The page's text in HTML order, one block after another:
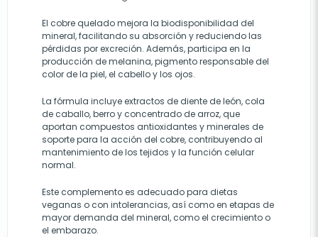
El cobre quelado mejora la biodisponibilidad del
mineral, facilitando su absorción y reduciendo las
pérdidas por excreción. Además, participa en la
producción de melanina, pigmento responsable del
color de la piel, el cabello y los ojos.
La fórmula incluye extractos de diente de león, cola
de caballo, berro y concentrado de arroz, que
aportan compuestos antioxidantes y minerales de
soporte para la acción del cobre, contribuyendo al
mantenimiento de los tejidos y la función celular
normal.
Este complemento es adecuado para dietas
veganas o con intolerancias, así como en etapas de
mayor demanda del mineral, como el crecimiento o
el embarazo.